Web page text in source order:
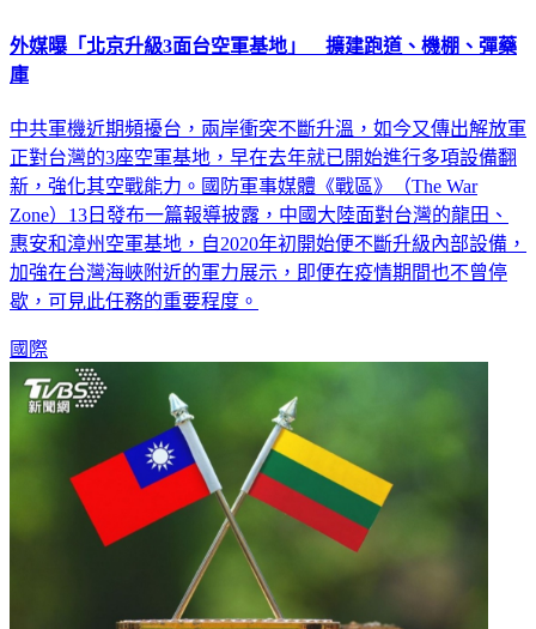
外媒曝「北京升級3面台空軍基地」 擴建跑道、機棚、彈藥
庫
中共軍機近期頻擾台，兩岸衝突不斷升溫，如今又傳出解放軍
正對台灣的3座空軍基地，早在去年就已開始進行多項設備翻
新，強化其空戰能力。國防軍事媒體《戰區》（The War
Zone）13日發布一篇報導披露，中國大陸面對台灣的龍田、
惠安和漳州空軍基地，自2020年初開始便不斷升級內部設備，
加強在台灣海峽附近的軍力展示，即便在疫情期間也不曾停
歇，可見此任務的重要程度。
國際